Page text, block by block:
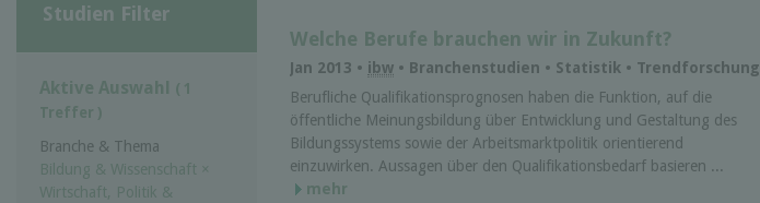
Welche Berufe brauchen wir in Zukunft?
Jan 2013 • ibw • Branchenstudien • Statistik • Trendforschung
Berufliche Qualifikationsprognosen haben die Funktion, auf die
öffentliche Meinungsbildung über Entwicklung und Gestaltung des
Bildungssystems sowie der Arbeitsmarktpolitik orientierend
einzuwirken. Aussagen über den Qualifikationsbedarf basieren ...
mehr
Studien Filter
Aktive Auswahl ( 1
Treffer )
Branche & Thema
Bildung & Wissenschaft ×
Wirtschaft, Politik &